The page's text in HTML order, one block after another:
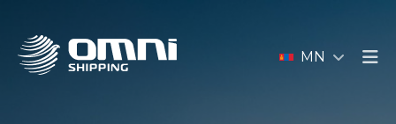
MN